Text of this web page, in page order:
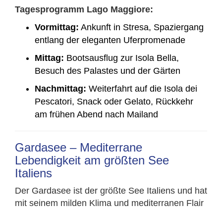
Tagesprogramm Lago Maggiore:
Vormittag: Ankunft in Stresa, Spaziergang
entlang der eleganten Uferpromenade
Mittag: Bootsausflug zur Isola Bella,
Besuch des Palastes und der Gärten
Nachmittag: Weiterfahrt auf die Isola dei
Pescatori, Snack oder Gelato, Rückkehr
am frühen Abend nach Mailand
Gardasee – Mediterrane
Lebendigkeit am größten See
Italiens
Der Gardasee ist der größte See Italiens und hat
mit seinem milden Klima und mediterranen Flair